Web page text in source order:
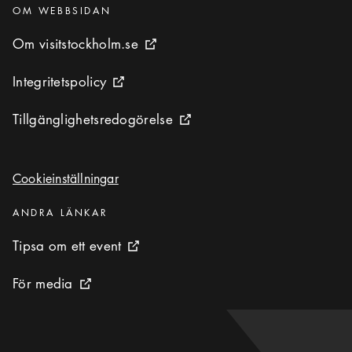
Kategorier:
OM WEBBSIDAN
Om visitstockholm.se
Om visitstockholm.se Extern ikon
Integritetspolicy
Integritetspolicy Extern ikon
Tillgänglighetsredogörelse
Tillgänglighetsredogörelse Extern ikon
Cookieinställningar
Cookieinställningar
Kategorier :
ANDRA LÄNKAR
Tipsa om ett event
Tipsa om ett event Extern ikon
För media
För media Extern ikon